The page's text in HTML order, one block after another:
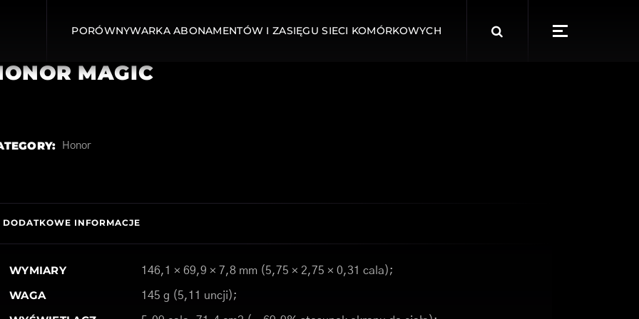
PORÓWNYWARKA ABONAMENTÓW I ZASIĘGU SIECI KOMÓRKOWYCH
for:
MAGIC
Honor
DODATKOWE INFORMACJE
WYMIARY 146,1 × 69,9 × 7,8 mm (5,75 × 2,75 × 0,31 cala);
WAGA 145 g (5,11 uncji);